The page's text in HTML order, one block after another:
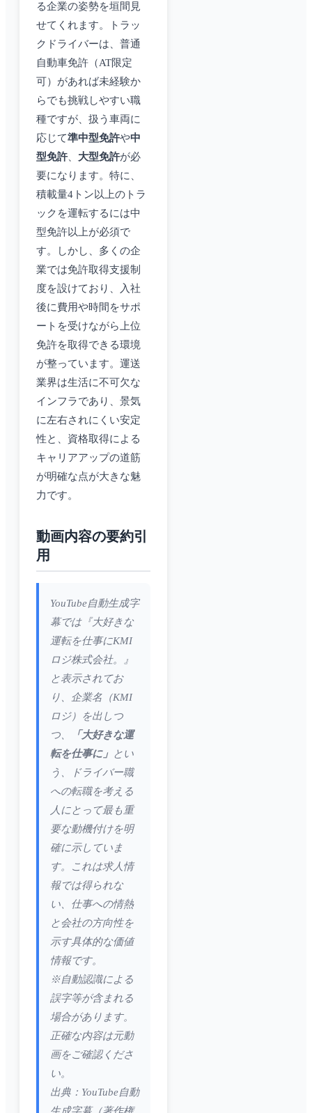
る企業の姿勢を垣間見
せてくれます。トラッ
クドライバーは、普通
自動車免許（AT限定
可）があれば未経験か
らでも挑戦しやすい職
種ですが、扱う車両に
応じて準中型免許や中
型免許、 大型免許が必
要になります。特に、
積載量4トン以上のトラ
ックを運転するには中
型免許以上が必須で
す。しかし、多くの企
業では免許取得支援制
度を設けており、入社
後に費用や時間をサポ
ートを受けながら上位
免許を取得できる環境
が整っています。運送
業界は生活に不可欠な
インフラであり、景気
に左右されにくい安定
性と、資格取得による
キャリアアップの道筋
が明確な点が大きな魅
力です。
動画内容の要約引
用
YouTube自動生成字
幕では『大好きな
運転を仕事にKMI
ロジ株式会社。』
と表示されてお
り、企業名（KMI
ロジ）を出しつ
つ、
「大好きな運
転を仕事に」
とい
う、ドライバー職
への転職を考える
人にとって最も重
要な動機付けを明
確に示していま
す。これは求人情
報では得られな
い、仕事への情熱
と会社の方向性を
示す具体的な価値
情報です。
※自動認識による
誤字等が含まれる
場合があります。
正確な内容は元動
画をご確認くださ
い。
出典：YouTube自動